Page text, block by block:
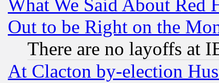
What We Said About Red
Out to be Right on the
There are no layoffs at
At Clacton by-election